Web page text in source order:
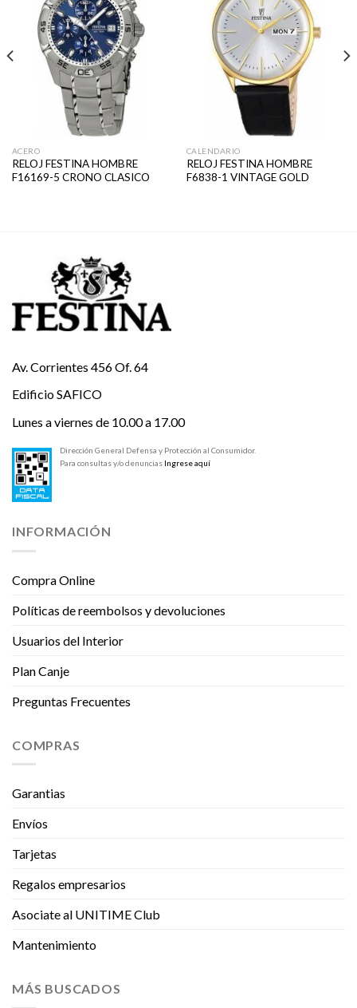
ACERO
RELOJ FESTINA HOMBRE
F16169-5 CRONO CLASICO
CALENDARIO
RELOJ FESTINA HOMBRE
F6838-1 VINTAGE GOLD
Av. Corrientes 456 Of. 64
Edificio SAFICO
Lunes a viernes de 10.00 a 17.00
Dirección General Defensa y Protección al Consumidor.
Para consultas y/o denuncias Ingrese aquí
INFORMACIÓN
Compra Online
Políticas de reembolsos y devoluciones
Usuarios del Interior
Plan Canje
Preguntas Frecuentes
COMPRAS
Garantias
Envíos
Tarjetas
Regalos empresarios
Asociate al UNITIME Club
Mantenimiento
MÁS BUSCADOS